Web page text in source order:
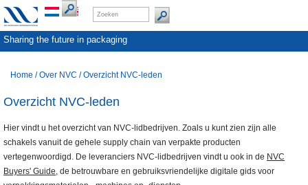
Sharing the future in packaging
Home /Over NVC /Overzicht NVC-leden
Overzicht NVC-leden
Hier vindt u het overzicht van NVC-lidbedrijven. Zoals u kunt zien zijn alle
schakels vanuit de gehele supply chain van verpakte producten
vertegenwoordigd. De leveranciers NVC-lidbedrijven vindt u ook in de NVC
Buyers' Guide, de betrouwbare en gebruiksvriendelijke digitale gids voor